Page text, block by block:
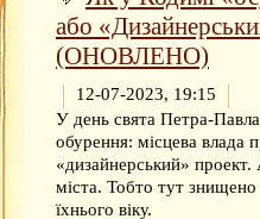
або
(ОНОВЛЕНО)
12-07-2023, 19:15
У день свята Петра-
обурення: місцева влада
«дизайнерський» проект.
міста. Тобто тут знищено
їхнього віку.